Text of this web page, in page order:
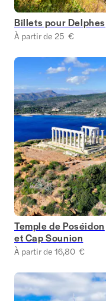
Billets pour Delphes
À partir de 25 €
Temple de Poséidon
et Cap Sounion
À partir de 16,80 €